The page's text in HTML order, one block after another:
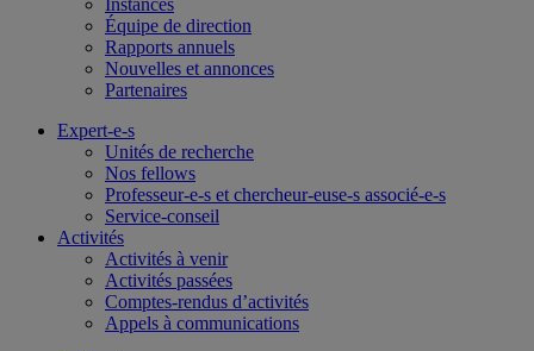
Équipe de direction
Rapports annuels
Nouvelles et annonces
Partenaires
Expert-e-s
Unités de recherche
Nos fellows
Professeur-e-s et chercheur-euse-s associé-e-s
Service-conseil
Activités
Activités à venir
Activités passées
Comptes-rendus d’activités
Appels à communications